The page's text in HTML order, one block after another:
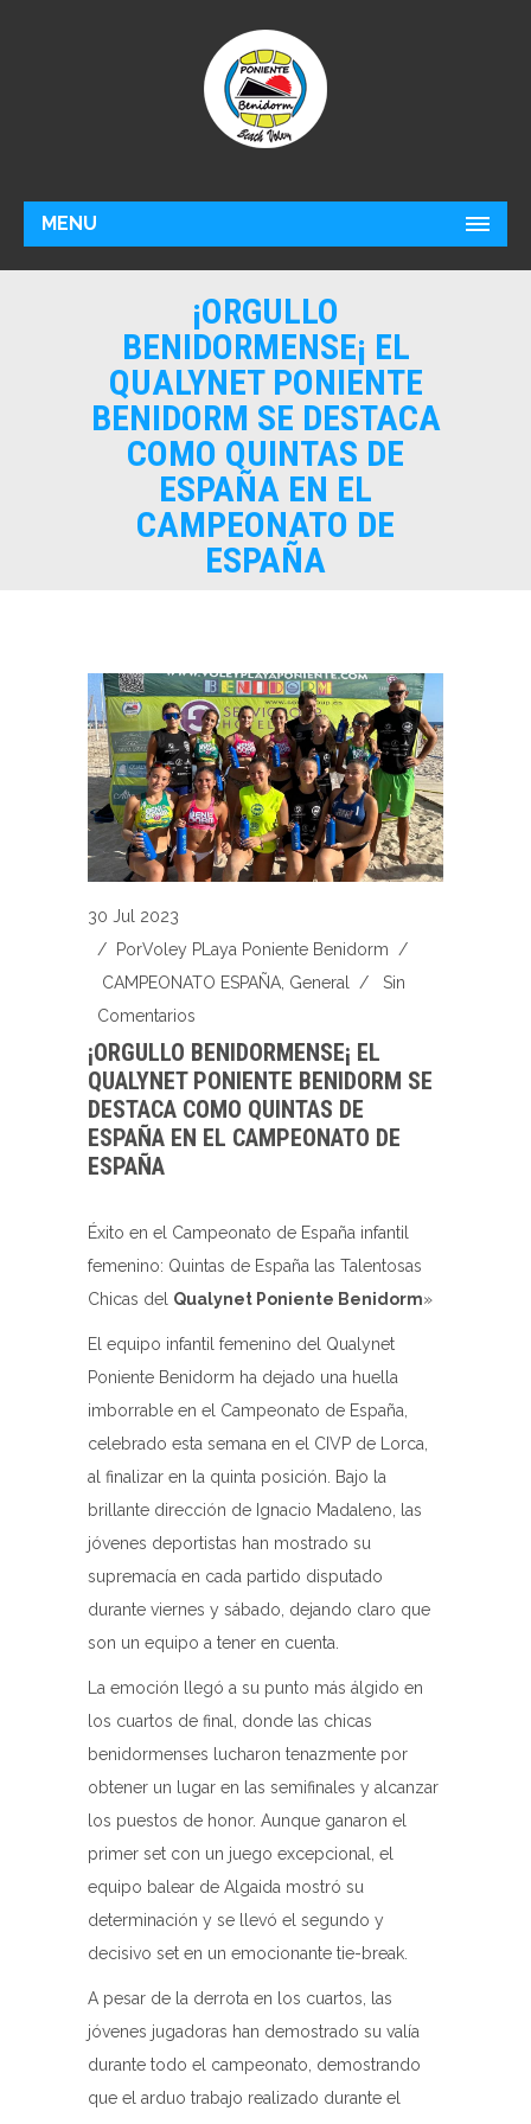
MENU
¡ORGULLO
BENIDORMENSE¡ EL
QUALYNET PONIENTE
BENIDORM SE DESTACA
COMO QUINTAS DE
ESPAÑA EN EL
CAMPEONATO DE
ESPAÑA
30 Jul 2023
/ PorVoley PLaya Poniente Benidorm /
CAMPEONATO ESPAÑA General / Sin
Comentarios
¡ORGULLO BENIDORMENSE¡ EL
QUALYNET PONIENTE BENIDORM SE
DESTACA COMO QUINTAS DE
ESPAÑA EN EL CAMPEONATO DE
ESPAÑA
Éxito en el Campeonato de España infantil
femenino: Quintas de España las Talentosas
Chicas del Qualynet Poniente Benidorm»
El equipo infantil femenino del Qualynet
Poniente Benidorm ha dejado una huella
imborrable en el Campeonato de España,
celebrado esta semana en el CIVP de Lorca,
al finalizar en la quinta posición. Bajo la
brillante dirección de Ignacio Madaleno, las
jóvenes deportistas han mostrado su
supremacía en cada partido disputado
durante viernes y sábado, dejando claro que
son un equipo a tener en cuenta.
La emoción llegó a su punto más álgido en
los cuartos de final, donde las chicas
benidormenses lucharon tenazmente por
obtener un lugar en las semifinales y alcanzar
los puestos de honor. Aunque ganaron el
primer set con un juego excepcional, el
equipo balear de Algaida mostró su
determinación y se llevó el segundo y
decisivo set en un emocionante tie-break.
A pesar de la derrota en los cuartos, las
jóvenes jugadoras han demostrado su valía
durante todo el campeonato, demostrando
que el arduo trabajo realizado durante el